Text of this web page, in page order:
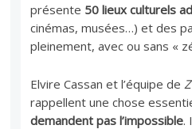
présente 50 lieux culturels
cinémas, musées…) et des
pleinement, avec ou sans «
Elvire Cassan et l’équipe de
rappellent une chose
demandent pas l’impossible.